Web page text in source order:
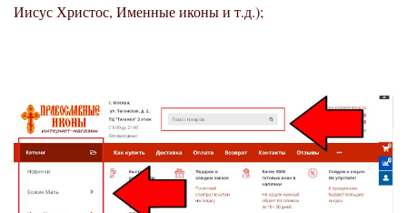
Иисус Христос, Именные иконы и т.д.);